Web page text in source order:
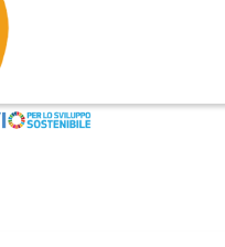
168.000 euro.
il mammografo in
sul mercato ed un
garantiscono un'altissima
ionizzanti ed
andrà ad integrare la
a ridurre
che continua a
per la diagnosi